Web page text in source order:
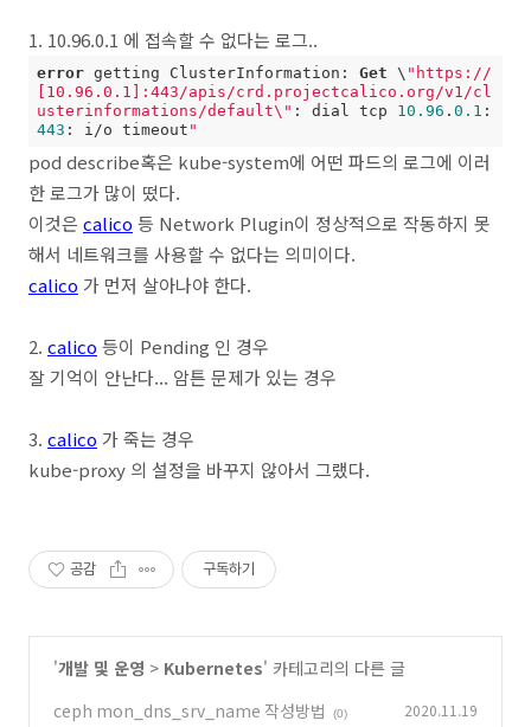
1. 10.96.0.1 에 접속할 수 없다는 로그..
error getting ClusterInformation: Get \ "https://
[10.96.0.1]:443/apis/crd.projectcalico.org/v1/cl
usterinformations/default\" : dial tcp 10.96 . 0.1 :
443 : i/o timeout "
pod describe혹은 kube-system에 어떤 파드의 로그에 이러
한 로그가 많이 떴다.
이것은 calico 등 Network Plugin이 정상적으로 작동하지 못
해서 네트워크를 사용할 수 없다는 의미이다.
calico 가 먼저 살아나야 한다.
2. calico 등이 Pending 인 경우
잘 기억이 안난다... 암튼 문제가 있는 경우
3. calico 가 죽는 경우
kube-proxy 의 설정을 바꾸지 않아서 그랬다.
공감 구독하기
'개발 및 운영 > Kubernetes' 카테고리의 다른 글
ceph mon_dns_srv_name 작성방법
(0) 2020.11.19